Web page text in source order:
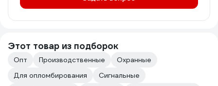
Этот товар из подборок
Опт Производственные
Охранные
Для опломбирования
Сигнальные